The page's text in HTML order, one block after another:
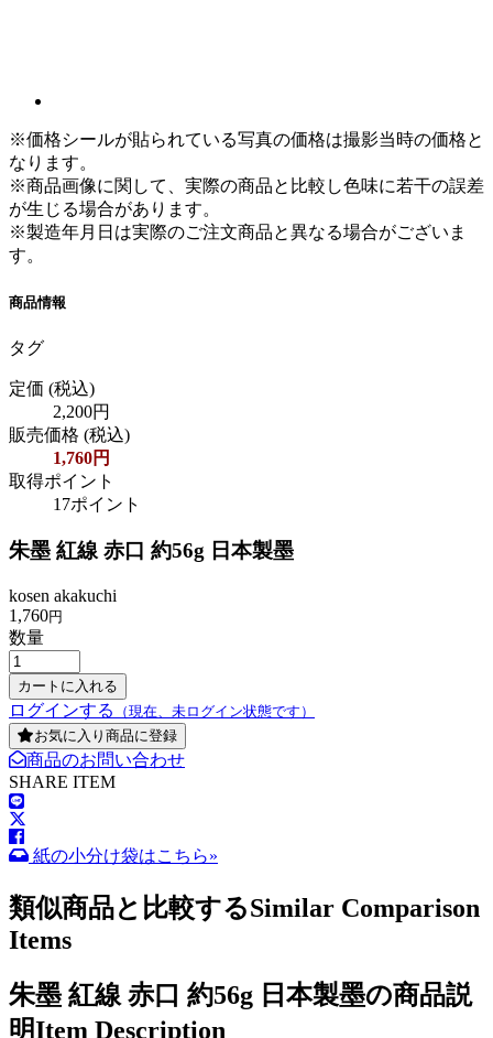
※価格シールが貼られている写真の価格は撮影当時の価格と
なります。
※商品画像に関して、実際の商品と比較し色味に若干の誤差
が生じる場合があります。
※製造年月日は実際のご注文商品と異なる場合がございま
す。
商品情報
タグ
定価 (税込)
2,200円
販売価格 (税込)
1,760円
取得ポイント
17ポイント
朱墨 紅線 赤口 約56g 日本製墨
kosen akakuchi
1,760円
数量
ログインする
（現在、未ログイン状態です）
お気に入り商品に登録
商品のお問い合わせ
SHARE ITEM
紙の小分け袋はこちら»
類似商品と比較するSimilar Comparison
Items
朱墨 紅線 赤口 約56g 日本製墨の商品説
明Item Description